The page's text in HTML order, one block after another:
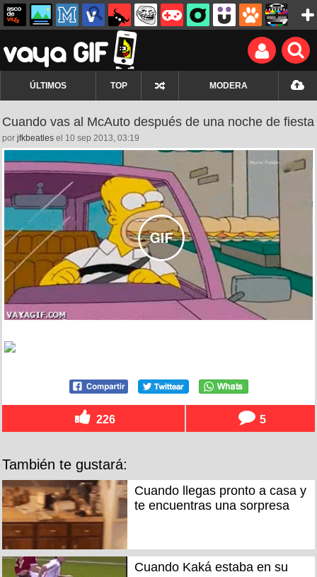
ÚLTIMOS TOP MODERA
Cuando vas al McAuto después de una noche de fiesta
por jfkbeatles el 10 sep 2013, 03:19
226 5
También te gustará:
Cuando llegas pronto a casa y
te encuentras una sorpresa
Cuando Kaká estaba en su